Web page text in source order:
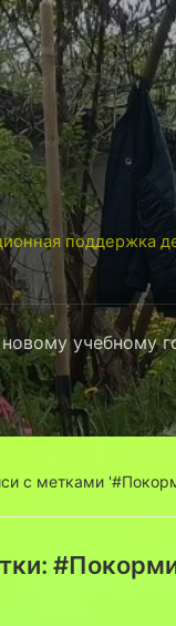
поддержка
учебному
с метками